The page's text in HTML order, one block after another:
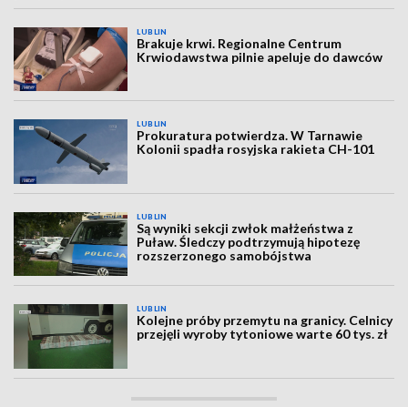
LUBLIN
Brakuje krwi. Regionalne Centrum
Krwiodawstwa pilnie apeluje do dawców
LUBLIN
Prokuratura potwierdza. W Tarnawie
Kolonii spadła rosyjska rakieta CH-101
LUBLIN
Są wyniki sekcji zwłok małżeństwa z
Puław. Śledczy podtrzymują hipotezę
rozszerzonego samobójstwa
LUBLIN
Kolejne próby przemytu na granicy. Celnicy
przejęli wyroby tytoniowe warte 60 tys. zł